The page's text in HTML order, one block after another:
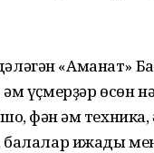
«Аманат»
үҫмерҙәр өсөн
һәм техника,
балалар ижады